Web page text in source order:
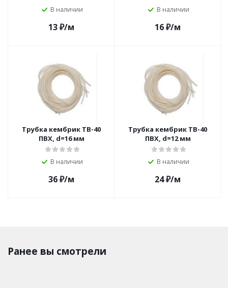
В наличии
13₽/м
В наличии
16₽/м
Трубка кембрик ТВ-40
ПВХ, d=16 мм
В наличии
36₽/м
Трубка кембрик ТВ-40
ПВХ, d=12 мм
В наличии
24₽/м
Ранее вы смотрели